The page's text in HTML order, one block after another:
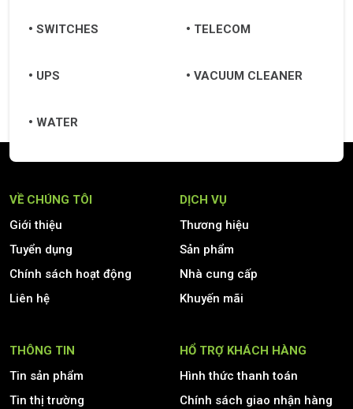
SWITCHES TELECOM
UPS VACUUM CLEANER
WATER
VỀ CHÚNG TÔI
Giới thiệu
Tuyển dụng
Chính sách hoạt động
Liên hệ
DỊCH VỤ
Thương hiệu
Sản phẩm
Nhà cung cấp
Khuyến mãi
THÔNG TIN
Tin sản phẩm
Tin thị trường
HỔ TRỢ KHÁCH HÀNG
Hình thức thanh toán
Chính sách giao nhận hàng